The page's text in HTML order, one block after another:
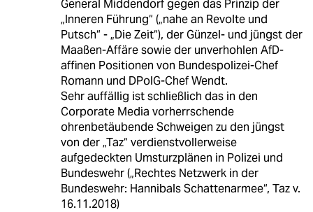
General Middendorf gegen das Prinzip der
„Inneren Führung“ („nahe an Revolte und
Putsch“ - „Die Zeit“), der Günzel- und jüngst der
Maaßen-Affäre sowie der unverhohlen AfD-
affinen Positionen von Bundespolizei-Chef
Romann und DPolG-Chef Wendt.
Sehr auffällig ist schließlich das in den
Corporate Media vorherrschende
ohrenbetäubende Schweigen zu den jüngst
von der „Taz“ verdienstvollerweise
aufgedeckten Umsturzplänen in Polizei und
Bundeswehr („Rechtes Netzwerk in der
Bundeswehr: Hannibals Schattenarmee“, Taz v.
16.11.2018)